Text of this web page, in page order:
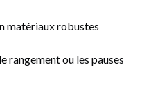
matériaux robustes
rangement ou les pauses